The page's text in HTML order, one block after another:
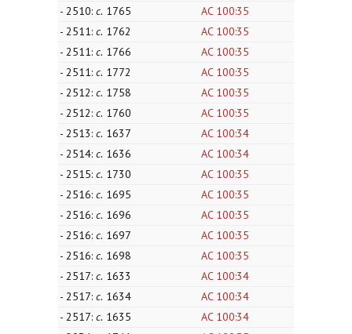
- 2510: c. 1765
AC 100:35
- 2511: c. 1762
AC 100:35
- 2511: c. 1766
AC 100:35
- 2511: c. 1772
AC 100:35
- 2512: c. 1758
AC 100:35
- 2512: c. 1760
AC 100:35
- 2513: c. 1637
AC 100:34
- 2514: c. 1636
AC 100:34
- 2515: c. 1730
AC 100:35
- 2516: c. 1695
AC 100:35
- 2516: c. 1696
AC 100:35
- 2516: c. 1697
AC 100:35
- 2516: c. 1698
AC 100:35
- 2517: c. 1633
AC 100:34
- 2517: c. 1634
AC 100:34
- 2517: c. 1635
AC 100:34